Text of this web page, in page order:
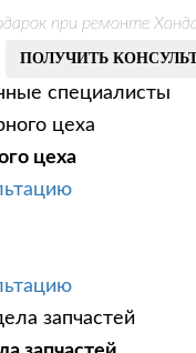
при ремонте
ПОЛУЧИТЬ
специалисты
цеха